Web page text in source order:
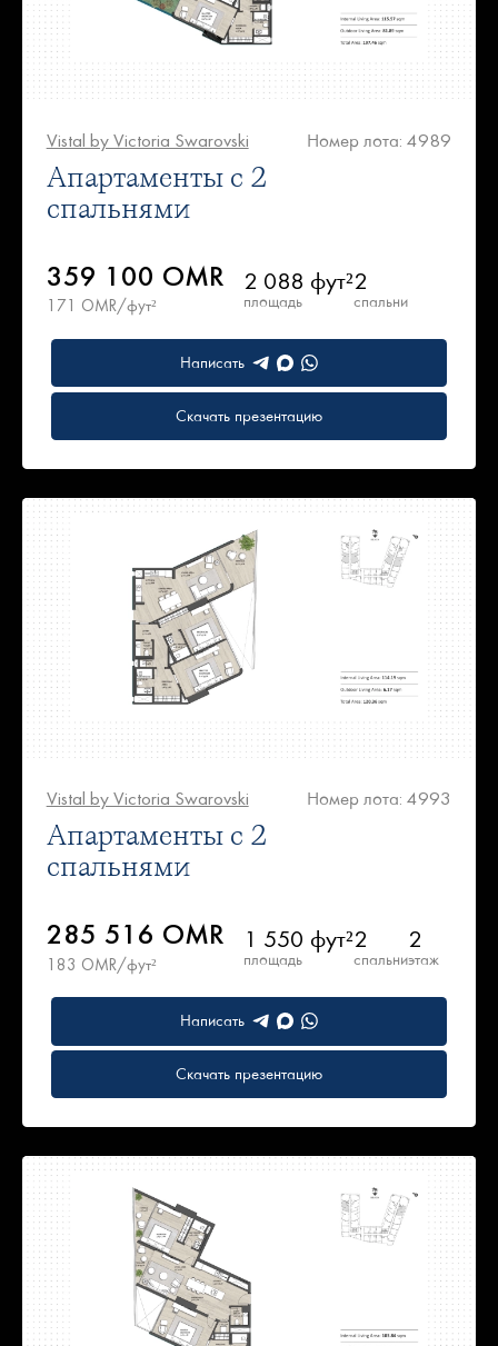
Vistal by Victoria Swarovski Номер лота: 4989
Апартаменты с 2
спальнями
359 100 OMR
171 OMR/фут²
2 088 фут²
площадь
2
спальни
Написать
Скачать презентацию
Vistal by Victoria Swarovski Номер лота: 4993
Апартаменты с 2
спальнями
285 516 OMR
183 OMR/фут²
1 550 фут²
площадь
2
спальни
2
этаж
Написать
Скачать презентацию